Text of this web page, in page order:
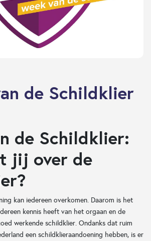
de Schildklier
de Schildklier:
jij over de
kan iedereen overkomen. Daarom is het
kennis heeft van het orgaan en de
werkende schildklier. Ondanks dat ruim
een schildklieraandoening hebben, is er